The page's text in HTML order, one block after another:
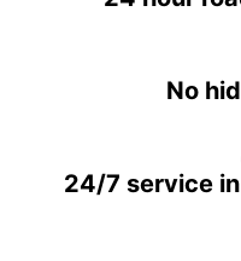
No
24/7 service